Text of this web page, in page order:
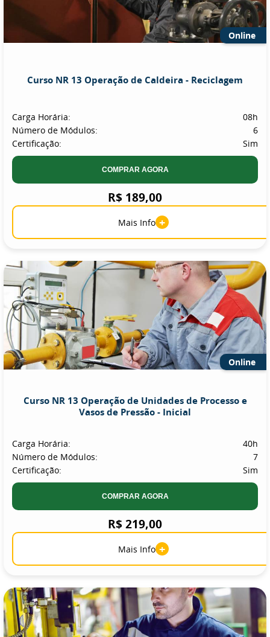
Online
Curso NR 13 Operação de Caldeira - Reciclagem
Carga Horária:
08h
Número de Módulos:
6
Certificação:
Sim
COMPRAR AGORA
R$ 189,00
Mais Info +
Online
Curso NR 13 Operação de Unidades de Processo e
Vasos de Pressão - Inicial
Carga Horária:
40h
Número de Módulos:
7
Certificação:
Sim
COMPRAR AGORA
R$ 219,00
Mais Info +